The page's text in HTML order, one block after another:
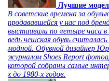
Лучшие
В советские времена за
продававшейся у нас под
выстаивали по четыре часа
ведь чешская обувь
модной. Обувной дизайнер
журналом Shoes Report
которой собраны самые
х до 1980-х годов.